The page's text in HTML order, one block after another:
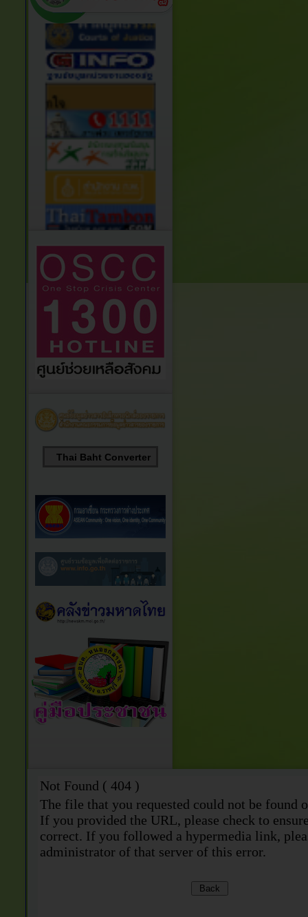
Thai Baht Converter